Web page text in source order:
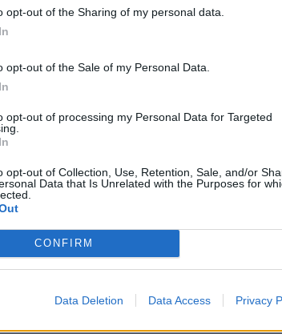
opt-out of the Sharing of my personal data.
opt-out of the Sale of my Personal Data.
opt-out of processing my Personal Data for Targeted
opt-out of Collection, Use, Retention, Sale, and/or
Data that Is Unrelated with the Purposes for
CONFIRM
Data Deletion Data Access Privacy
hány kollégiumi férőhely jut a hallgatókra, a
9300 és 25 500 forint között mozognak a
– több mint százezer
hallgató vagyok, egyből húzni kezdték a
dönthetnének az iskolaérettségről
az iskolaérettségről, és az oviKRÉTA is